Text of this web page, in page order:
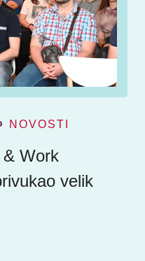
NOVOSTI
& Work
velik